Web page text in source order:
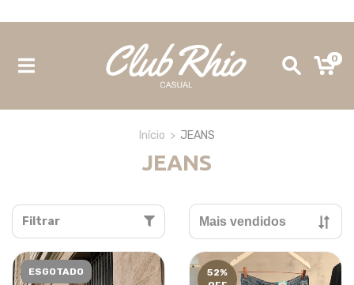
0
Início > JEANS
JEANS
Filtrar
ESGOTADO 52%